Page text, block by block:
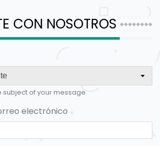
CON NOSOTROS
subject of your message
electrónico